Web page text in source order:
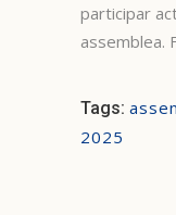
participar
assemblea.
Tags:
2025